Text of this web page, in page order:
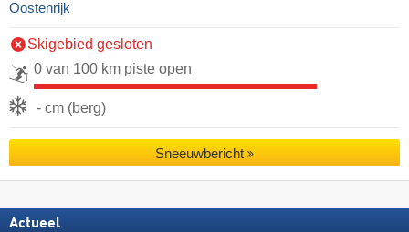
Oostenrijk
Skigebied gesloten
0 van 100 km piste open
- cm (berg)
Sneeuwbericht
Actueel